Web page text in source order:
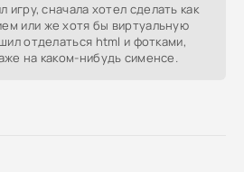
игру, сначала хотел сделать как
или же хотя бы виртуальную
отделаться html и фотками,
на каком-нибудь сименсе.